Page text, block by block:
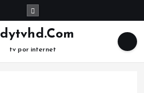
Edytvhd.Com
tv por internet